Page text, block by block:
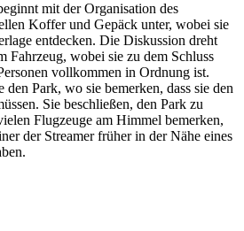
mit der Organisation des
Koffer und Gepäck unter, wobei sie
entdecken. Die Diskussion dreht
Fahrzeug, wobei sie zu dem Schluss
vollkommen in Ordnung ist.
den Park, wo sie bemerken, dass sie den
Sie beschließen, den Park zu
Flugzeuge am Himmel bemerken,
der Streamer früher in der Nähe eines